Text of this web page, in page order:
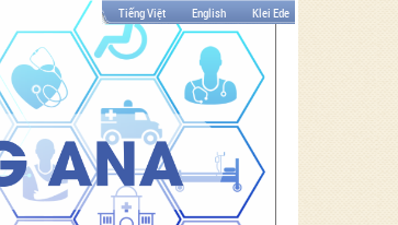
Tiếng Việt English Klei Ede